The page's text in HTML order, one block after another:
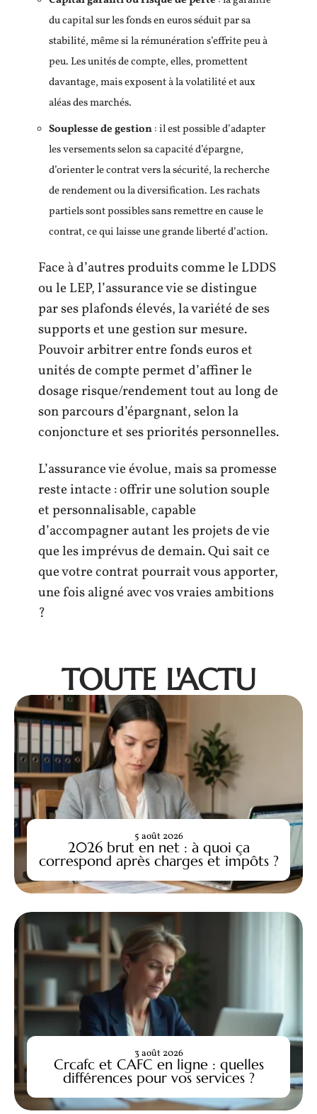
du capital sur les fonds en euros séduit par sa
stabilité, même si la rémunération s’effrite peu à
peu. Les unités de compte, elles, promettent
davantage, mais exposent à la volatilité et aux
aléas des marchés.
Souplesse de gestion: il est possible d’adapter
les versements selon sa capacité d’épargne,
d’orienter le contrat vers la sécurité, la recherche
de rendement ou la diversification. Les rachats
partiels sont possibles sans remettre en cause le
contrat, ce qui laisse une grande liberté d’action.
Face à d’autres produits comme le LDDS
ou le LEP, l’assurance vie se distingue
par ses plafonds élevés, la variété de ses
supports et une gestion sur mesure.
Pouvoir arbitrer entre fonds euros et
unités de compte permet d’affiner le
dosage risque/rendement tout au long de
son parcours d’épargnant, selon la
conjoncture et ses priorités personnelles.
L’assurance vie évolue, mais sa promesse
reste intacte : offrir une solution souple
et personnalisable, capable
d’accompagner autant les projets de vie
que les imprévus de demain. Qui sait ce
que votre contrat pourrait vous apporter,
une fois aligné avec vos vraies ambitions
?
TOUTE L'ACTU
2026 brut en net : à quoi ça
correspond après charges et impôts ?
5 août 2026
Crcafc et CAFC en ligne : quelles
différences pour vos services ?
3 août 2026